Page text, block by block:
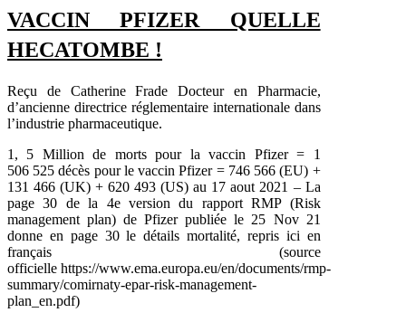
VACCIN PFIZER QUELLE
HECATOMBE !
Reçu de Catherine Frade Docteur en Pharmacie,
d’ancienne directrice réglementaire internationale dans
l’industrie pharmaceutique.
1, 5 Million de morts pour la vaccin Pfizer = 1
506 525 décès pour le vaccin Pfizer = 746 566 (EU) +
131 466 (UK) + 620 493 (US) au 17 aout 2021 – La
page 30 de la 4e version du rapport RMP (Risk
management plan) de Pfizer publiée le 25 Nov 21
donne en page 30 le détails mortalité, repris ici en
français (source
officielle https://www.ema.europa.eu/en/documents/rmp-
summary/comirnaty-epar-risk-management-
plan_en.pdf)